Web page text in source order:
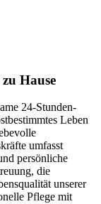
Hause
24-Stunden-
Leben
umfasst
persönliche
die
unserer
Pflege mit